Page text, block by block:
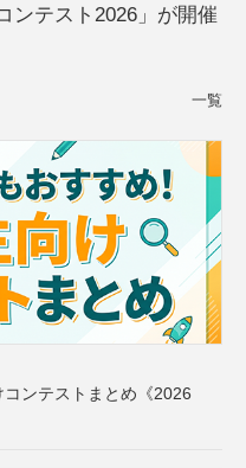
ンテスト2026」が開催
一覧
ンテストまとめ《2026